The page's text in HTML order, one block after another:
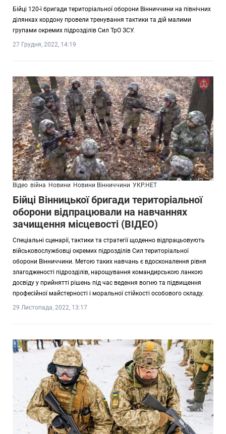
Бійці 120-ї бригади територіальної оборони Вінниччини на північних
ділянках кордону провели тренування тактики та дій малими
групами окремих підрозділів Сил ТрО ЗСУ.
27 Грудня, 2022, 14:19
Відео війна Новини Новини Вінниччини УКР.НЕТ
Бійці Вінницької бригади територіальної
оборони відпрацювали на навчаннях
зачищення місцевості (ВІДЕО)
Спеціальні сценарії, тактики та стратегії щоденно відпрацьовують
військовослужбовці окремих підрозділів Сил територіальної
оборони Вінниччини. Метою таких навчань є вдосконалення рівня
злагодженості підрозділів, нарощування командирською ланкою
досвіду у прийнятті рішень під час ведення вогню та підвищення
професійної майстерності і моральної стійкості особового складу.
29 Листопада, 2022, 13:17